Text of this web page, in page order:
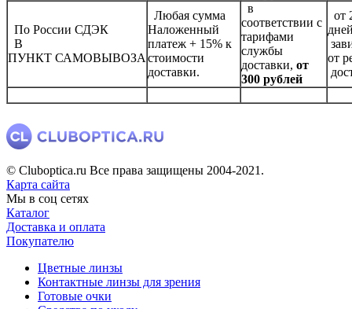
По России СДЭК
В
ПУНКТ САМОВЫВОЗА
Любая сумма
Наложенный
платеж + 15% к
стоимости
доставки.
в
соответствии с
тарифами
службы
доставки, от
300 рублей
от
от
© Cluboptica.ru Все права защищены 2004-2021.
Карта сайта
Мы в соц сетях
Каталог
Доставка и оплата
Покупателю
Цветные линзы
Контактные линзы для зрения
Готовые очки